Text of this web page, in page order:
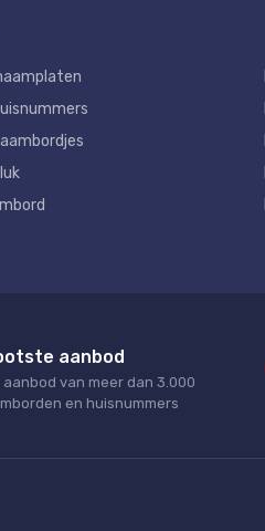
aanbod
aanbod van meer dan 3.000
en huisnummers